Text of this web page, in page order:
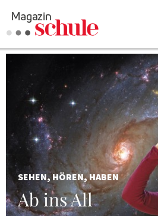
Online-Magazin
Newsletter
Mediadaten
Kontakt
Impressum
Kommentieren
Abonnieren
Anmelden
SEHEN, HÖREN, HABEN
Ab ins All